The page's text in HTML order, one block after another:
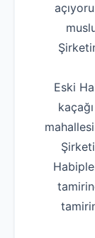
Eski